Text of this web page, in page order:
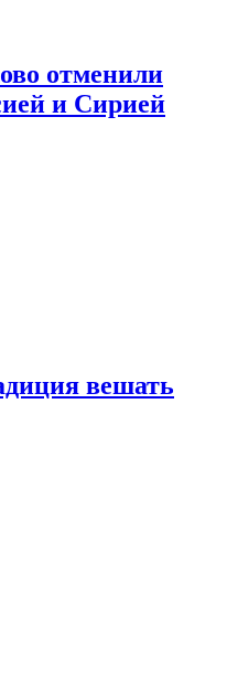
отменили
и Сирией
вешать